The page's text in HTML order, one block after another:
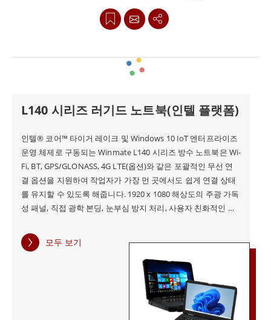
러기드 노트북은 내구성을 염두에 두고 제작되어 물, 먼지
은 모델이 엄격한 군사 및 산업 표준의 견고성 기준을 충족
하여 가장 열악한 환경에서도 안정적인 성능을 보장합니
Winmate의 산업용 노트북과 러기드 노트북 컴퓨터는 강
력한 컴퓨팅 성능과 오래 지속되는 내구성을 제공하도록
설계되었습니다. 현장 서비스 작업을 위한 견고한 노트북
이 필요하든, 산업용 러기드 노트북이 필요하든 Winmate
는 고객의 요구를 충족하는 올바른 솔루션을 제공합니다.
지금 다양한 러기드 노트북을 살펴보고 Winmate의 안정
적이고 탄력적인 컴퓨팅 솔루션으로 운영 효율성을 향상시
킬 수 있는 방법을 알아보세요. Winmate에 문의하여 제품
에 대해 자세히 알아보고 특정 산업 애플리케이션에 어떤
L140 시리즈 러기드 노트북(인텔 플랫폼)
인텔® 코어™ 타이거 레이크 및 Windows 10 IoT 엔터프라이즈
운영 체제로 구동되는 Winmate L140 시리즈 방수 노트북은 Wi-
Fi, BT, GPS/GLONASS, 4G LTE(옵션)와 같은 포괄적인 무선 연
결 옵션을 지원하여 작업자가 가장 먼 곳에서도 쉽게 연결 상태
를 유지할 수 있도록 해줍니다. 1920 x 1080 해상도의 주광 가독
성 패널, 직접 광학 본딩, 눈부심 방지 처리, 사용자 친화적인 투
북은 열악하고 까다로운 환경에서 작업하는 사람들에게 탁월한
선택이 될 것입니다. Winmate L140TG 러기드 노트북은 가장 혹
독한 환경을 견디면서도 최고 수준의 기능적 연결성을 유지하도
록 특별히 설계되었습니다. 이 러기드 노트북은 모든 종류의 환
경 위험으로부터 더욱 견고하게 만들어져 경찰, 소방대, 구조 서
비스 등 공공 부문 종사자에게 탁월한 선택이 될 것입니다.
모두 보기